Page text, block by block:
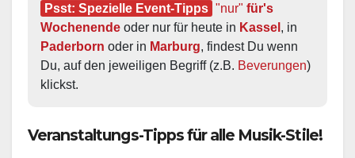
Psst: Spezielle Event-Tipps "nur" für's
Wochenende oder nur für heute in Kassel
Paderborn oder in Marburg, findest Du wenn
Du, auf den jeweiligen Begriff (z.B. Beverungen)
klickst.
Veranstaltungs-Tipps für alle Musik-Stile!